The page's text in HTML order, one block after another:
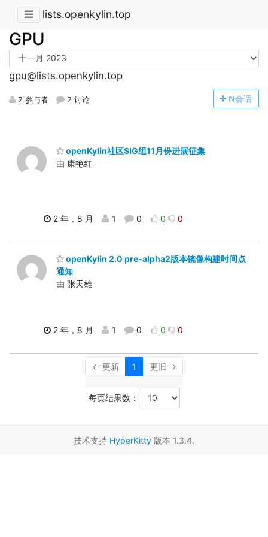
lists.openkylin.top
GPU
gpu@lists.openkylin.top
2 参与者 2 讨论 N会话
openKylin社区SIG组11月份进展征集
由 康艳红
2 年，8 月 1 0 0 0
openKylin 2.0 pre-alpha2版本镜像构建时间点
通知
由 张天雄
2 年，8 月 1 0 0 0
← 更新 1 更旧 →
每页结果数：
技术支持 HyperKitty 版本 1.3.4.